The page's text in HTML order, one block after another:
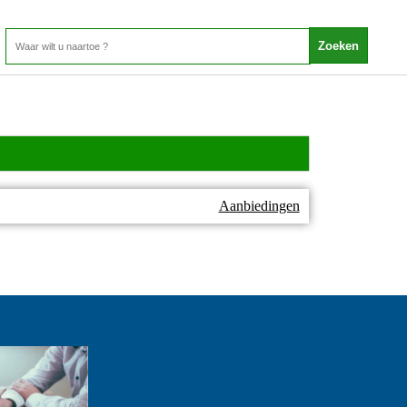
Aanbiedingen